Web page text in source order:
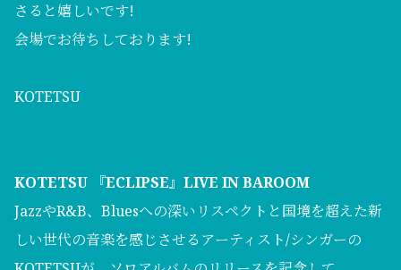
さると嬉しいです!
会場でお待ちしております!
KOTETSU
KOTETSU 『ECLIPSE』LIVE IN BAROOM
JazzやR&B、Bluesへの深いリスペクトと国境を超えた新
しい世代の音楽を感じさせるアーティスト/シンガーの